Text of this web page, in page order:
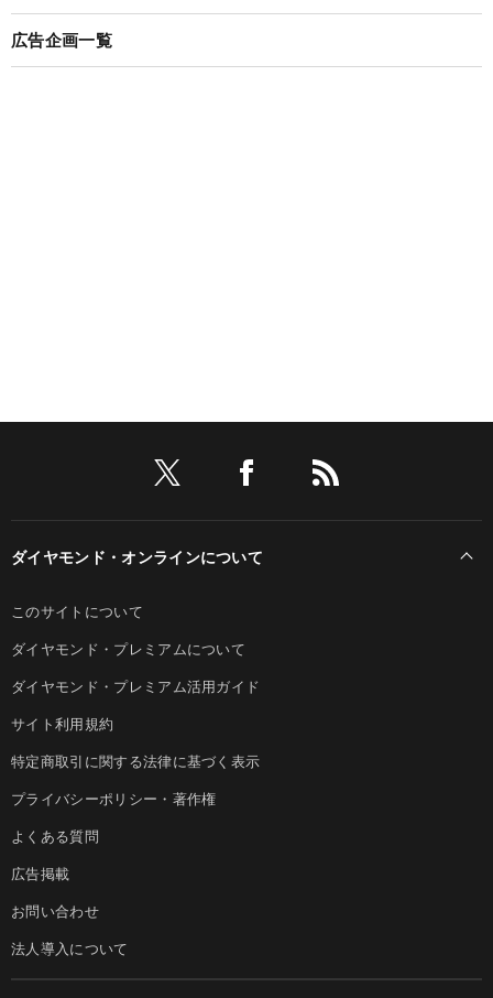
広告企画一覧
ダイヤモンド・オンラインについて
このサイトについて
ダイヤモンド・プレミアムについて
ダイヤモンド・プレミアム活用ガイド
サイト利用規約
特定商取引に関する法律に基づく表示
プライバシーポリシー・著作権
よくある質問
広告掲載
お問い合わせ
法人導入について